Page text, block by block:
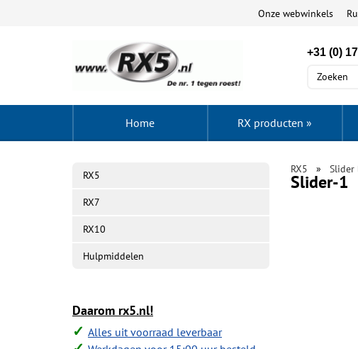
Onze webwinkels
+31 (0)
Home RX producten »
RX5 Slider
Slider-1
RX5
RX7
RX10
Hulpmiddelen
Daarom rx5.nl!
Alles uit voorraad leverbaar